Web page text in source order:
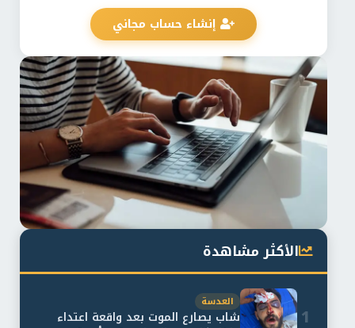
إنشاء حساب مجاني
الأكثر مشاهدة
1
العدسة
شاب يصارع الموت بعد واقعة اعتداء